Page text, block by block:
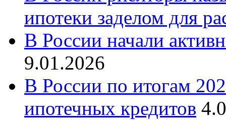
ипотеки заделом для
В России начали
9.01.2026
В России по итогам
ипотечных кредитов